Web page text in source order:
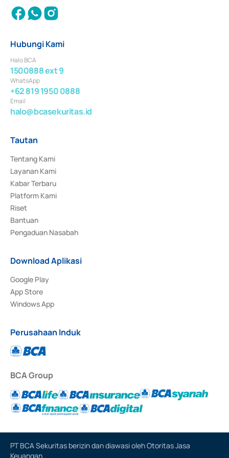
Hubungi Kami
Halo BCA
1500888 ext 9
WhatsApp
+62 819 1950 0888
Email
halo@bcasekuritas.id
Tautan
Tentang Kami
Layanan Kami
Kabar Terbaru
Platform Kami
Riset
Bantuan
Pengaduan Nasabah
Download Aplikasi
Google Play
App Store
Windows App
Perusahaan Induk
BCA Group
PT BCA Sekuritas berizin dan diawasi oleh Otoritas Jasa
Keuangan